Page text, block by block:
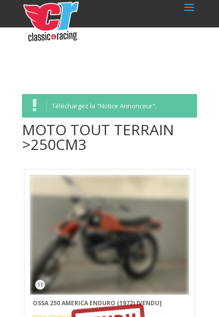
Téléchargez la "Notice Annonceur".
MOTO TOUT TERRAIN
>250CM3
11
OSSA 250 AMERICA ENDURO (1972)[VENDU]